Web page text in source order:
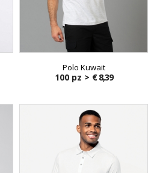
Polo Kuwait
100 pz > € 8,39